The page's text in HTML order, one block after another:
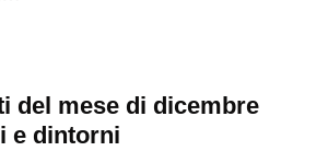
del mese di dicembre
e dintorni